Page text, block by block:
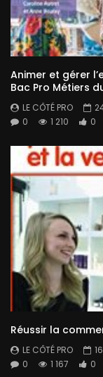
Animer et gérer
Bac Pro Métiers
LE CÔTÉ PRO
0
1 210 0
Réussir la
LE CÔTÉ PRO
0
1 167 0